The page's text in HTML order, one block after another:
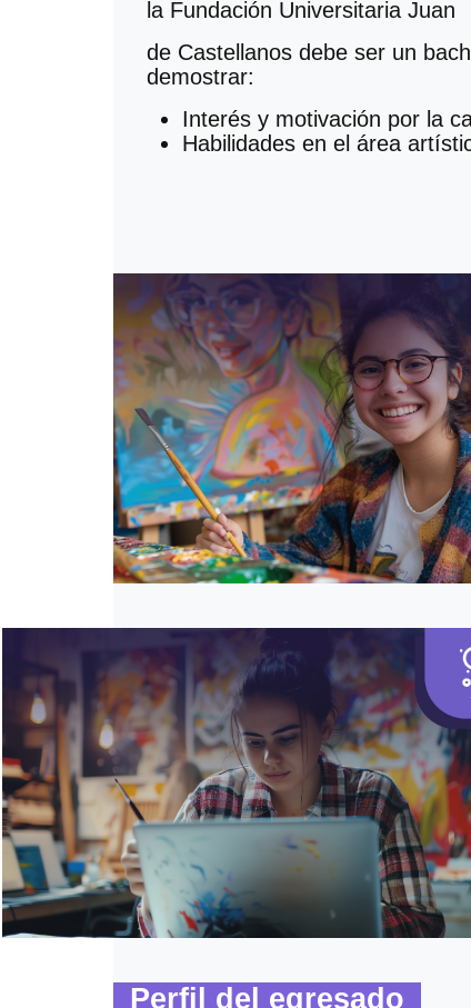
la Fundación Universitaria Juan
de Castellanos debe ser un
demostrar:
Interés y motivación por la
Habilidades en el área
Perfil del egresado